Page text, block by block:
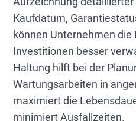
Kaufdatum,
können Unternehmen die
Investitionen besser
Haltung hilft bei der
Wartungsarbeiten in
maximiert die
minimiert Ausfallzeiten.